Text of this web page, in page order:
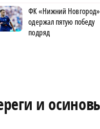
ФК «Нижний Новгород»
одержал пятую победу
подряд
и